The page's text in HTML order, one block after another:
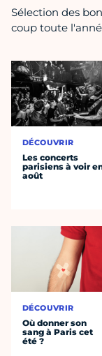
Sélection des
coup toute
DÉCOUVRIR
Les concerts
parisiens à voir
août
DÉCOUVRIR
Où donner son
sang à Paris cet
été ?